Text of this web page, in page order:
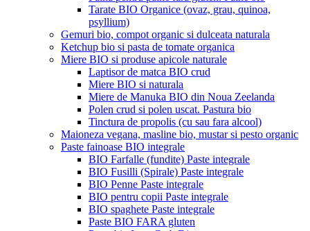
Tarate BIO Organice (ovaz, grau, quinoa,
psyllium)
Gemuri bio, compot organic si dulceata naturala
Ketchup bio si pasta de tomate organica
Miere BIO si produse apicole naturale
Laptisor de matca BIO crud
Miere BIO si naturala
Miere de Manuka BIO din Noua Zeelanda
Polen crud si polen uscat. Pastura bio
Tinctura de propolis (cu sau fara alcool)
Maioneza vegana, masline bio, mustar si pesto organic
Paste fainoase BIO integrale
BIO Farfalle (fundite) Paste integrale
BIO Fusilli (Spirale) Paste integrale
BIO Penne Paste integrale
BIO pentru copii Paste integrale
BIO spaghete Paste integrale
Paste BIO FARA gluten